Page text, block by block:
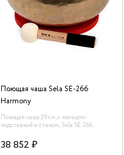
Поющая чаша Sela SE-266
Harmony
Поющая чаша 29 см, с кольцом-
подставкой и стиком, Sela SE-266
38 852 ₽